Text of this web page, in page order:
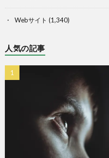
Webサイト (1,340)
人気の記事